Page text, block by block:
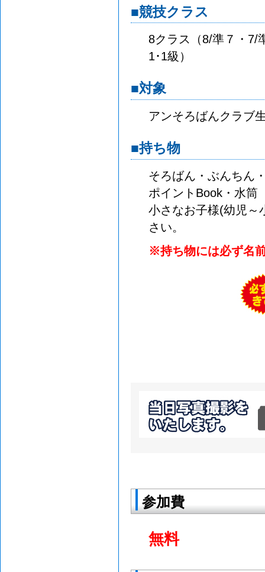
■競技クラス
8クラス（8/準７・7/
1･1級）
■対象
アンそろばんクラブ
■持ち物
そろばん・ぶんちん
ポイントBook・水筒
小さなお子様(幼児～
さい。
※持ち物には必ず名
参加費
無料